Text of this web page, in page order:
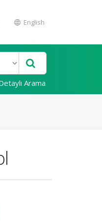
English
Arama